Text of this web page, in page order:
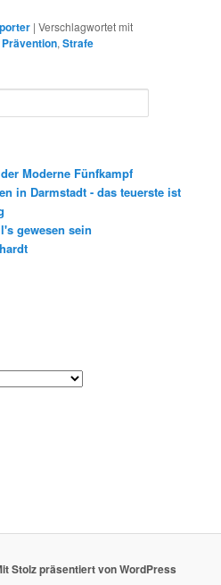
|Verschlagwortet mit
Prävention,Strafe
Moderne Fünfkampf
in Darmstadt - das teuerste ist
gewesen sein
Stolz präsentiert von WordPress